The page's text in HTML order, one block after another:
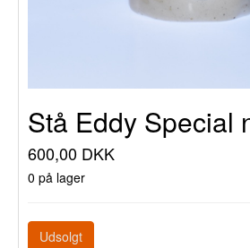
Stå Eddy Special
600,00 DKK
0 på lager
Udsolgt